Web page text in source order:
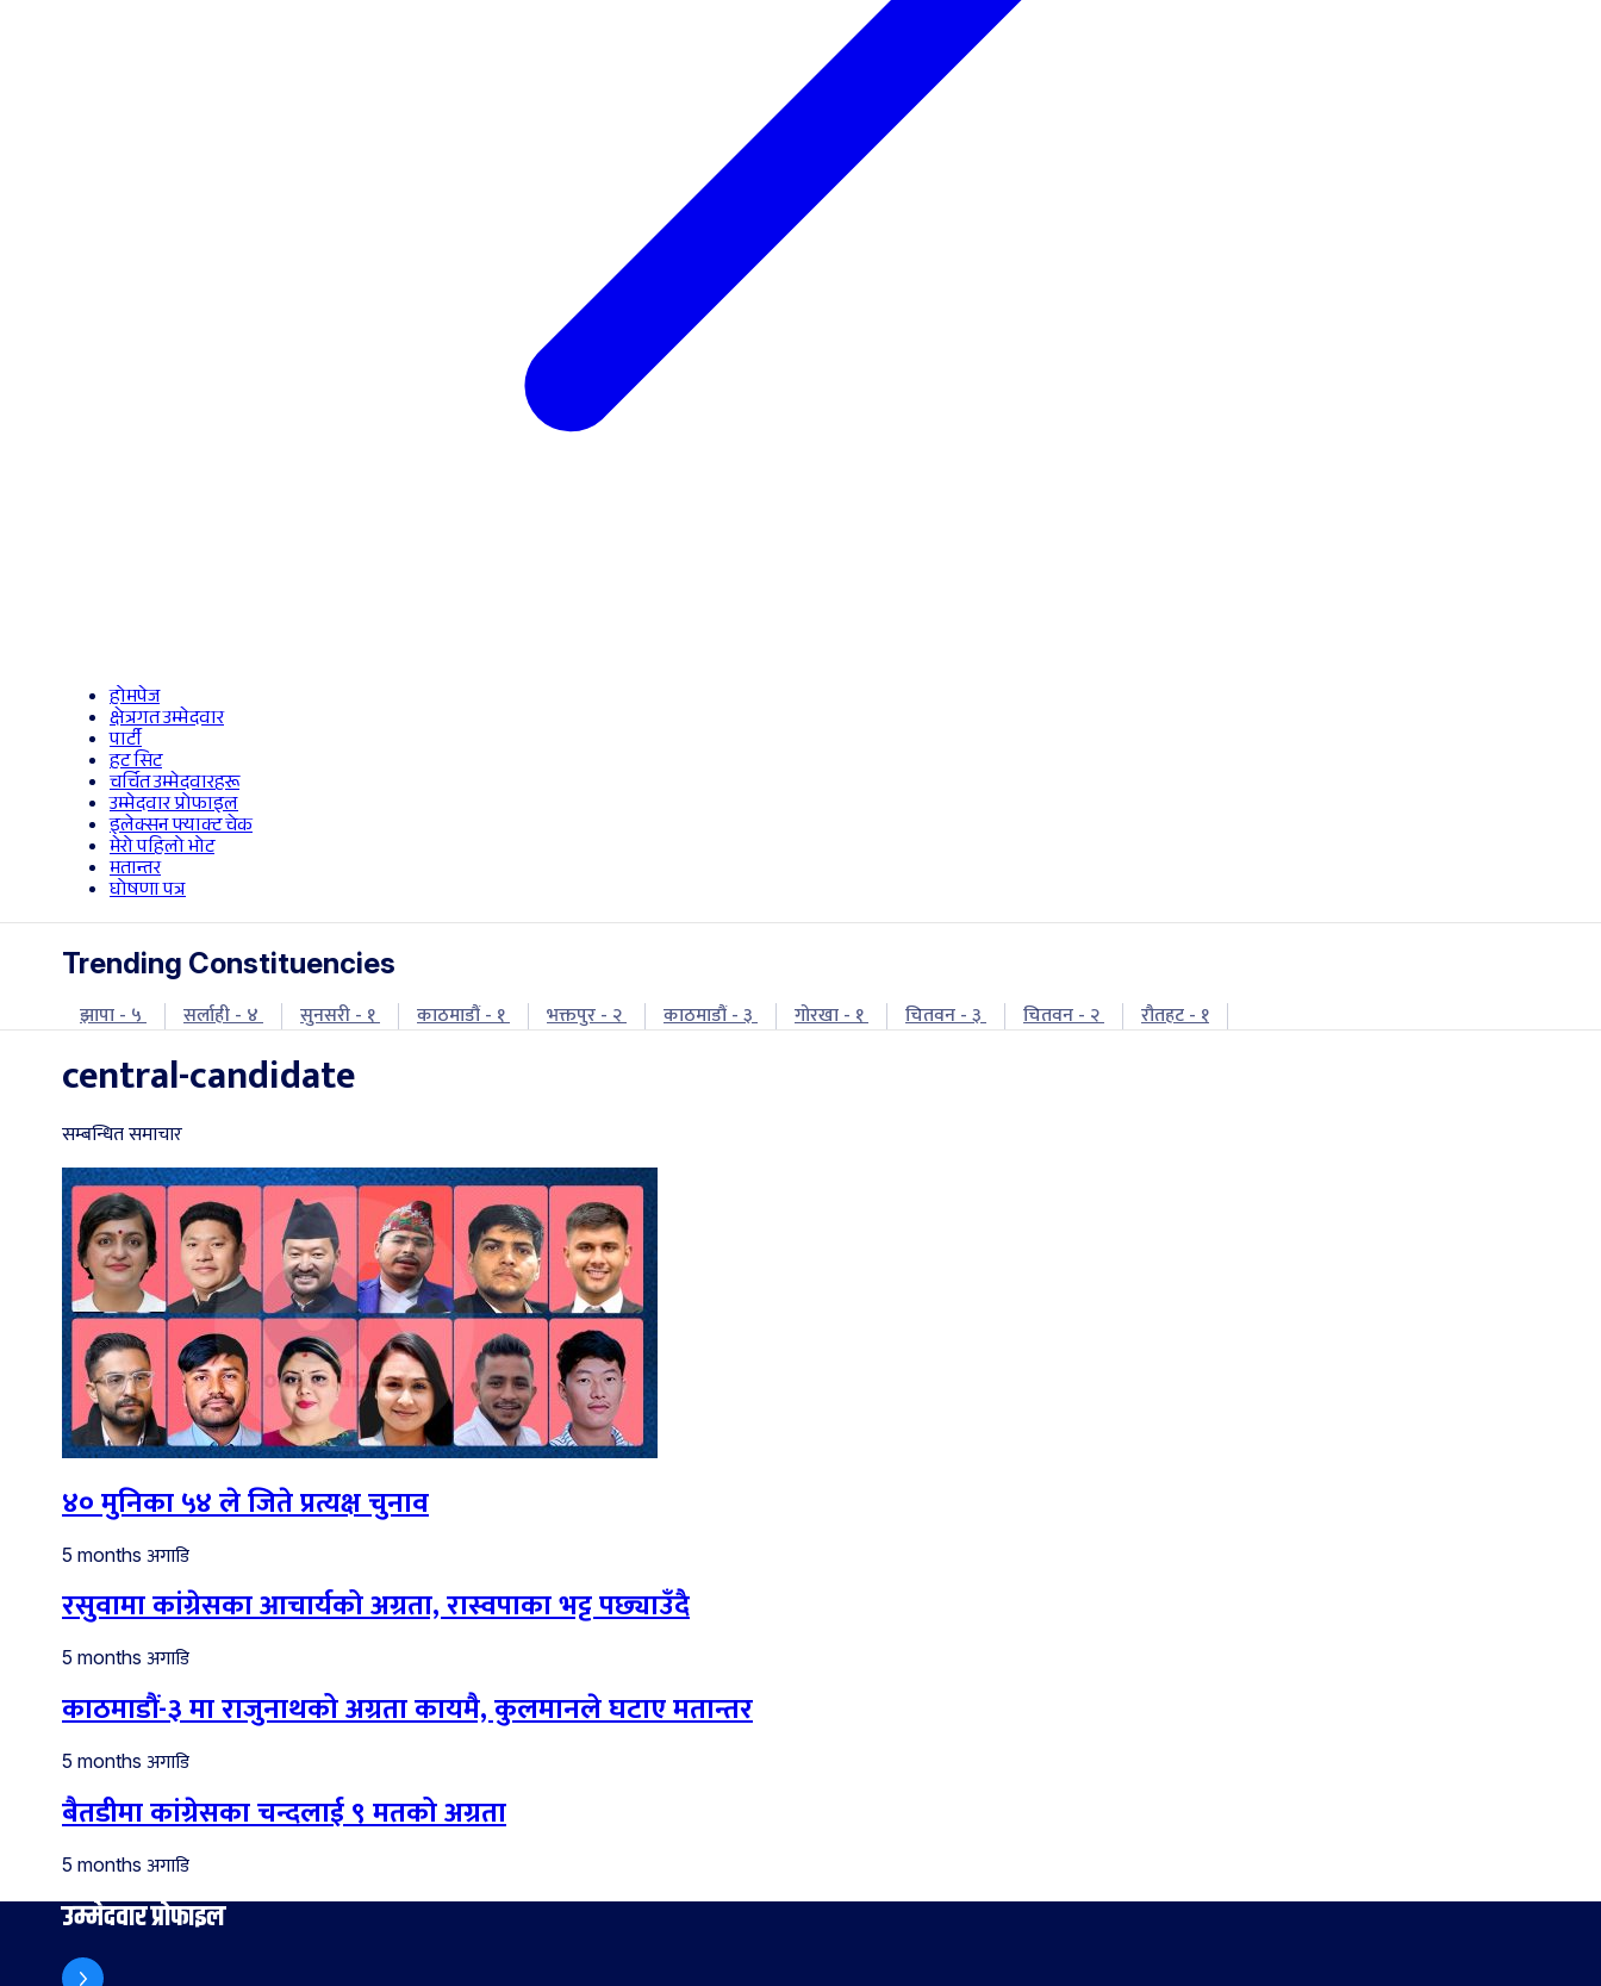
होमपेज
क्षेत्रगत उम्मेदवार
पार्टी
हट सिट
चर्चित उम्मेदवारहरू
उम्मेदवार प्रोफाइल
इलेक्सन फ्याक्ट चेक
मेरो पहिलो भोट
मतान्तर
घोषणा पत्र
Trending Constituencies
झापा - ५ सर्लाही - ४ सुनसरी - १ काठमाडौं - १ भक्तपुर - २ काठमाडौं - ३ गोरखा - १ चितवन - ३ चितवन - २ रौतहट - १
central-candidate
सम्बन्धित समाचार
४० मुनिका ५४ ले जिते प्रत्यक्ष चुनाव
5 months अगाडि
रसुवामा कांग्रेसका आचार्यको अग्रता, रास्वपाका भट्ट पछ्याउँदै
5 months अगाडि
काठमाडौं-३ मा राजुनाथको अग्रता कायमै, कुलमानले घटाए मतान्तर
5 months अगाडि
बैतडीमा कांग्रेसका चन्दलाई ९ मतको अग्रता
5 months अगाडि
उम्मेदवार प्रोफाइल